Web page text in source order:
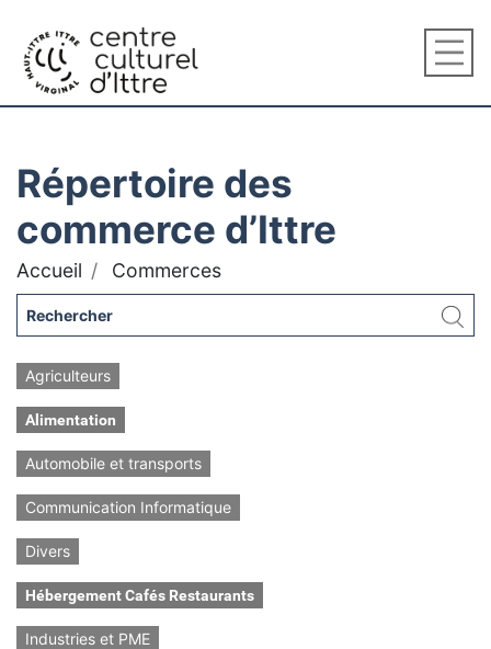
Répertoire des
commerce d’Ittre
Accueil Commerces
Agriculteurs
Alimentation
Automobile et transports
Communication Informatique
Divers
Hébergement Cafés Restaurants
Industries et PME